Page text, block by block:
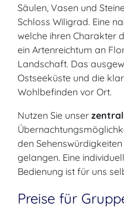
Säulen, Vasen und
Schloss Wiligrad. Eine
welche ihren Charakter
ein Artenreichtum an
Landschaft. Das
Ostseeküste und die
Wohlbefinden vor Ort.
Nutzen Sie unser
den
gelangen. Eine
Bedienung ist für uns
Preise für